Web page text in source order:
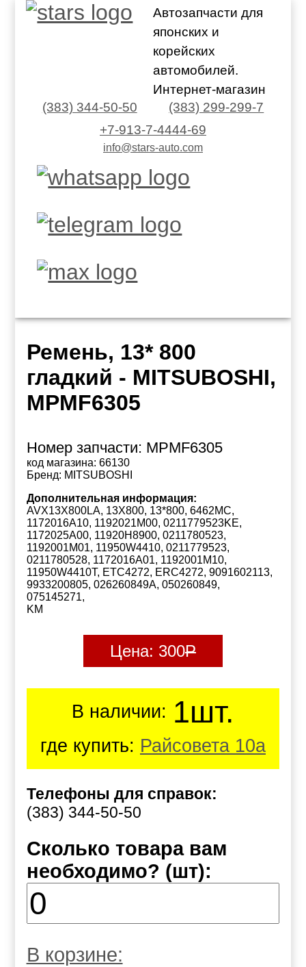
Автозапчасти для
японских и
корейских
автомобилей.
Интернет-магазин
(383) 344-50-50
(383) 299-299-7
+7-913-7-4444-69
info@stars-auto.com
Ремень, 13* 800
гладкий - MITSUBOSHI,
MPMF6305
Номер запчасти: MPMF6305
код магазина: 66130
Бренд: MITSUBOSHI
Дополнительная информация:
AVX13X800LA, 13X800, 13*800, 6462MC,
1172016A10, 1192021M00, 0211779523KE,
1172025A00, 11920H8900, 0211780523,
1192001M01, 11950W4410, 0211779523,
0211780528, 1172016A01, 1192001M10,
11950W4410T, ETC4272, ERC4272, 9091602113,
9933200805, 026260849A, 050260849,
075145271,
KM
Цена: 300Р
В наличии: 1шт.
где купить: Райсовета 10а
Телефоны для справок:
(383) 344-50-50
Сколько товара вам
необходимо? (шт):
В корзине: